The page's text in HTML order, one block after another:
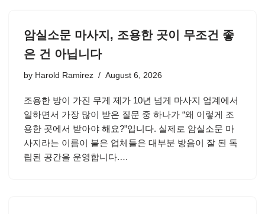
암실소문 마사지, 조용한 곳이 무조건 좋
은 건 아닙니다
by Harold Ramirez August 6, 2026
조용한 방이 가진 무게 제가 10년 넘게 마사지 업계에서
일하면서 가장 많이 받은 질문 중 하나가 “왜 이렇게 조
용한 곳에서 받아야 해요?”입니다. 실제로 암실소문 마
사지라는 이름이 붙은 업체들은 대부분 방음이 잘 된 독
립된 공간을 운영합니다.…